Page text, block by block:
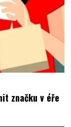
značku v éře